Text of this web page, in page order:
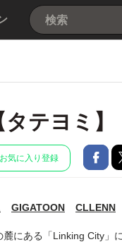
テヨミ】
お気に入り登録
GIGATOON CLLENN
にある「Linking City」